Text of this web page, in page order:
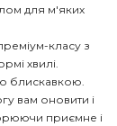
для м'яких
класу з
хвилі.
блискавкою.
вам оновити і
приємне і